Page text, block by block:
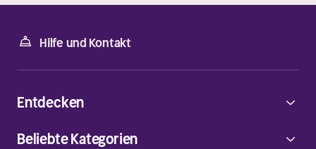
Hilfe und Kontakt
Entdecken
Beliebte Kategorien